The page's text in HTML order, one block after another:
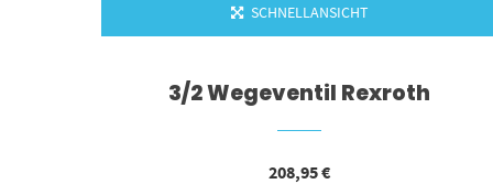
SCHNELLANSICHT
3/2 Wegeventil Rexroth
208,95€